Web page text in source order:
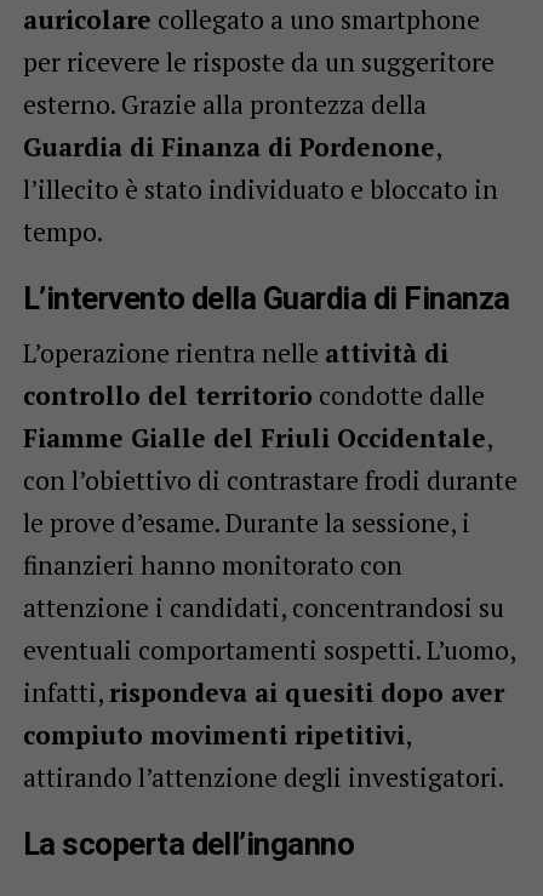
auricolare collegato a uno smartphone
per ricevere le risposte da un suggeritore
esterno. Grazie alla prontezza della
Guardia di Finanza di Pordenone,
l’illecito è stato individuato e bloccato in
tempo.
L’intervento della Guardia di Finanza
L’operazione rientra nelle attività di
controllo del territorio condotte dalle
Fiamme Gialle del Friuli Occidentale,
con l’obiettivo di contrastare frodi durante
le prove d’esame. Durante la sessione, i
finanzieri hanno monitorato con
attenzione i candidati, concentrandosi su
eventuali comportamenti sospetti. L’uomo,
infatti,rispondeva ai quesiti dopo aver
compiuto movimenti ripetitivi,
attirando l’attenzione degli investigatori.
La scoperta dell’inganno